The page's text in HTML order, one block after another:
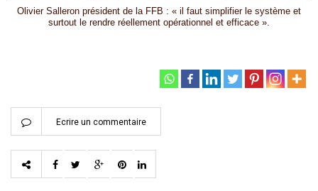
Olivier Salleron président de la FFB : « il faut simplifier le système et
surtout le rendre réellement opérationnel et efficace ».
Ecrire un commentaire